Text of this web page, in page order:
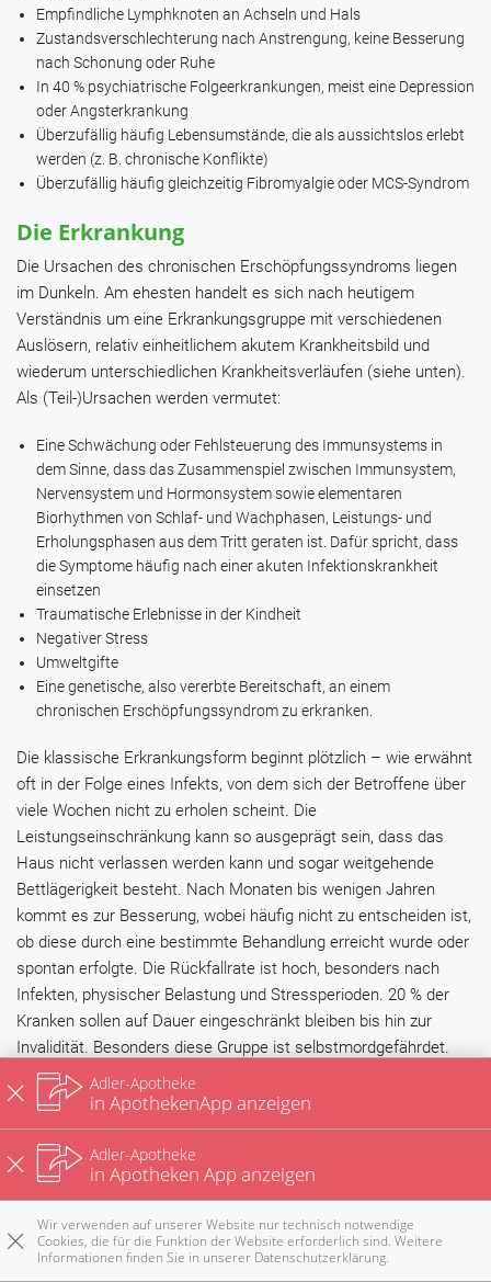
Anrufen E-Mail Rezepte Notdienst
Empfindliche Lymphknoten an Achseln und Hals
Zustandsverschlechterung nach Anstrengung, keine Besserung
nach Schonung oder Ruhe
In 40 % psychiatrische Folgeerkrankungen, meist eine Depression
oder Angsterkrankung
Überzufällig häufig Lebensumstände, die als aussichtslos erlebt
werden (z. B. chronische Konflikte)
Überzufällig häufig gleichzeitig Fibromyalgie oder MCS-Syndrom
Die Erkrankung
Die Ursachen des chronischen Erschöpfungssyndroms liegen
im Dunkeln. Am ehesten handelt es sich nach heutigem
Verständnis um eine Erkrankungsgruppe mit verschiedenen
Auslösern, relativ einheitlichem akutem Krankheitsbild und
wiederum unterschiedlichen Krankheitsverläufen (siehe unten).
Als (Teil-)Ursachen werden vermutet:
Eine Schwächung oder Fehlsteuerung des Immunsystems in
dem Sinne, dass das Zusammenspiel zwischen Immunsystem,
Nervensystem und Hormonsystem sowie elementaren
Biorhythmen von Schlaf- und Wachphasen, Leistungs- und
Erholungsphasen aus dem Tritt geraten ist. Dafür spricht, dass
die Symptome häufig nach einer akuten Infektionskrankheit
einsetzen
Traumatische Erlebnisse in der Kindheit
Negativer Stress
Umweltgifte
Eine genetische, also vererbte Bereitschaft, an einem
chronischen Erschöpfungssyndrom zu erkranken.
Die klassische Erkrankungsform beginnt plötzlich – wie erwähnt
oft in der Folge eines Infekts, von dem sich der Betroffene über
viele Wochen nicht zu erholen scheint. Die
Leistungseinschränkung kann so ausgeprägt sein, dass das
Haus nicht verlassen werden kann und sogar weitgehende
Bettlägerigkeit besteht. Nach Monaten bis wenigen Jahren
kommt es zur Besserung, wobei häufig nicht zu entscheiden ist,
ob diese durch eine bestimmte Behandlung erreicht wurde oder
spontan erfolgte. Die Rückfallrate ist hoch, besonders nach
Infekten, physischer Belastung und Stressperioden. 20 % der
Kranken sollen auf Dauer eingeschränkt bleiben bis hin zur
Invalidität. Besonders diese Gruppe ist selbstmordgefährdet.
Eine andere Verlaufsform beginnt schleichend und
verschlechtert sich über die Zeit, die Chancen auf Erholung sind
hier wesentlich niedriger.
Das macht der Arzt
Die Diagnose eines chronischen Erschöpfungssyndroms ist
eine Ausschlussdiagnose, das heißt, alle anderen Krankheiten
Adler-Apotheke
in ApothekenApp anzeigen
Adler-Apotheke
in Apotheken App anzeigen
Wir verwenden auf unserer Website nur technisch notwendige
Cookies, die für die Funktion der Website erforderlich sind. Weitere
Informationen finden Sie in unserer Datenschutzerklärung.